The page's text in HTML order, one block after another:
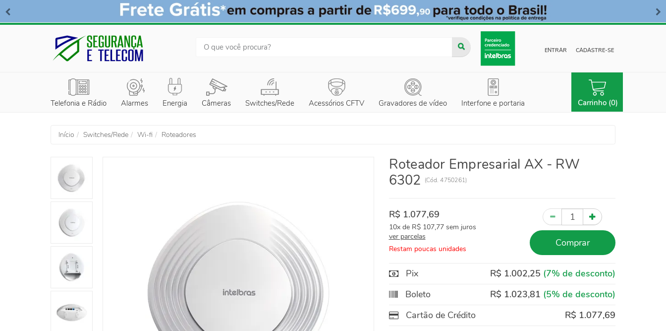
ENTRAR
CADASTRE-SE
Telefonia e Rádio Alarmes Energia Câmeras Switches/Rede Acessórios CFTV Gravadores de vídeo Interfone e portaria Carrinho (0)
Início Switches/Rede Wi-fi Roteadores
Roteador Empresarial AX - RW
6302
(Cód.4750261)
R$ 1.077,69
10xde R$ 107,77sem juros
ver parcelas
Restam poucas unidades
Quantidade
Comprar
Pix R$ 1.002,25 (7% de desconto)
Boleto
R$ 1.023,81 (5% de desconto)
Cartão de Crédito
R$ 1.077,69